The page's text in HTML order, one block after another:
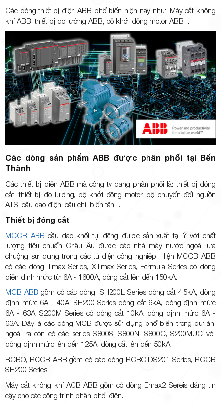
Đức,
TP.HCM
Các dòng thiết bị điện ABB phổ biến hiện nay như: Máy cắt không
khí ABB, thiết bị đo lường ABB, bộ khởi động motor ABB,….
Các dòng sản phẩm ABB được phân phối tại Bến
Thành
Các thiết bị điện ABB mà công ty đang phân phối là: thiết bị đóng
cắt, thiết bị đo lường, bộ khởi động motor, bộ chuyển đổi nguồn
ATS, cầu dao điện, cầu chì, biến tần,…
Thiết bị đóng cắt
MCCB ABB cầu dao khối tự động được sản xuất tại Ý với chất
lượng tiêu chuẩn Châu Âu được các nhà máy nước ngoài ưa
chuộng sử dụng trong các tủ điện công nghiệp. Hiện MCCB ABB
có các dòng Tmax Series, XTmax Series, Formula Series có dòng
điện định mức từ 6A - 1600A, dòng cắt lên đến 150kA.
MCB ABB gồm có các dòng: SH200L Series dòng cắt 4.5kA, dòng
định mức 6A - 40A, SH200 Series dòng cắt 6kA, dòng định mức
6A - 63A, S200M Series có dòng cắt 10kA, dòng định mức 6A -
63A. Đây là các dòng MCB được sử dụng phổ biến trong dự án,
ngoài ra còn có các series S800S, S800N, S800C, S200MUC với
dòng định mức lên đến 125A, dòng cắt lên đến 50kA.
RCBO, RCCB ABB gồm có các dòng RCBO DS201 Series, RCCB
SH200 Series.
Máy cắt không khí ACB ABB gồm có dòng Emax2 Sereis đáng tin
cậy cho các công trình phân phối điện.